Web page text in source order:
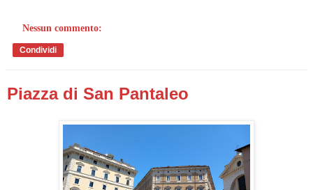
Nessun commento:
Condividi
Piazza di San Pantaleo